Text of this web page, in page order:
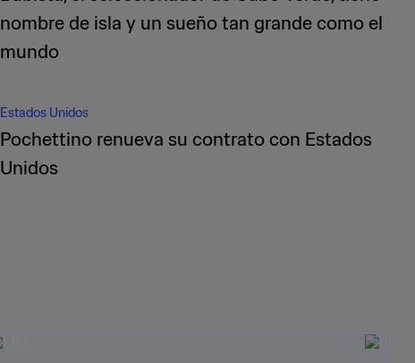
nombre de isla y un sueño tan grande como el
mundo
Estados Unidos
Pochettino renueva su contrato con Estados
Unidos